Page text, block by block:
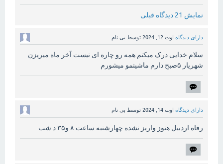
نمایش 21 دیدگاه قبلی
دارای دیدگاه اوت 12, 2024 توسط بی نام
سلام خدایی درک میکنم همه رو چاره ای نیست آخر ماه میریزن
شهریار ۵صبح دارم ماشینمو میشورم
دارای دیدگاه اوت 14, 2024 توسط بی نام
رفاه اردبیل هنوز واریز نشده چهارشنبه ساعت ۸ و۳۵ د شب